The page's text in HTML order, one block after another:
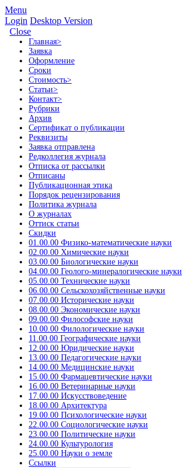
Menu
Login Desktop Version
Close
Главная>
Заявка
Оформление
Сроки
Стоимость>
Статьи>
Контакт>
Рубрики
Архив
Сертификат о публикации
Реквизиты
Заявка отправлена
Редколлегия журнала
Отписка от рассылки
Отписаны
Публикационная этика
Порядок рецензирования
Политика журнала
О журналах
Оттиск статьи
Скидки
01.00.00 Физико-математические науки
02.00.00 Химические науки
03.00.00 Биологические науки
04.00.00 Геолого-минералогические науки
05.00.00 Технические науки
06.00.00 Сельскохозяйственные науки
07.00.00 Исторические науки
08.00.00 Экономические науки
09.00.00 Философские науки
10.00.00 Филологические науки
11.00.00 Географические науки
12.00.00 Юридические науки
13.00.00 Педагогические науки
14.00.00 Медицинские науки
15.00.00 Фармацевтические науки
16.00.00 Ветеринарные науки
17.00.00 Искусствоведение
18.00.00 Архитектура
19.00.00 Психологические науки
22.00.00 Социологические науки
23.00.00 Политические науки
24.00.00 Культурология
25.00.00 Науки о земле
Ссылки